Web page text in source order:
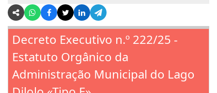
Decreto Executivo n.º 222/25 -
Estatuto Orgânico da
Administração Municipal do Lago